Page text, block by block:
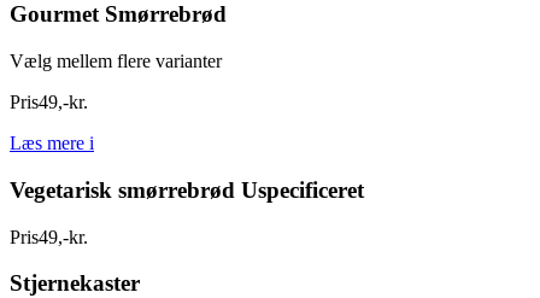
Gourmet Smørrebrød
Vælg mellem flere varianter
Pris49,-kr.
Læs mere i
Vegetarisk smørrebrød Uspecificeret
Pris49,-kr.
Stjernekaster